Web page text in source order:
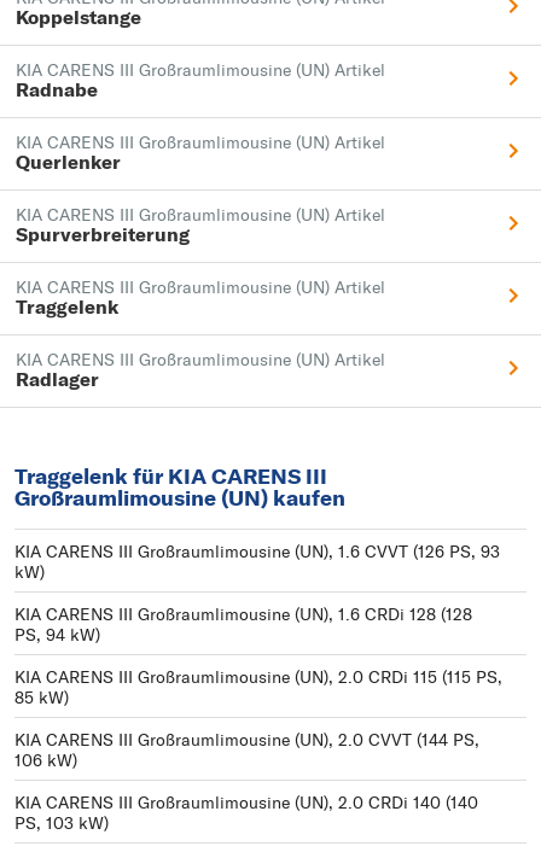
Koppelstange
KIA CARENS III Großraumlimousine (UN) Artikel
Radnabe
KIA CARENS III Großraumlimousine (UN) Artikel
Querlenker
KIA CARENS III Großraumlimousine (UN) Artikel
Spurverbreiterung
KIA CARENS III Großraumlimousine (UN) Artikel
Traggelenk
KIA CARENS III Großraumlimousine (UN) Artikel
Radlager
Traggelenk für KIA CARENS III
Großraumlimousine (UN) kaufen
KIA CARENS III Großraumlimousine (UN), 1.6 CVVT (126 PS, 93
kW)
KIA CARENS III Großraumlimousine (UN), 1.6 CRDi 128 (128
PS, 94 kW)
KIA CARENS III Großraumlimousine (UN), 2.0 CRDi 115 (115 PS,
85 kW)
KIA CARENS III Großraumlimousine (UN), 2.0 CVVT (144 PS,
106 kW)
KIA CARENS III Großraumlimousine (UN), 2.0 CRDi 140 (140
PS, 103 kW)